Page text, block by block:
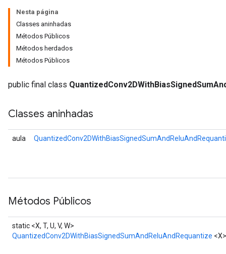
Nesta página
Classes aninhadas
Métodos Públicos
Métodos herdados
Métodos Públicos
public final class
Classes aninhadas
aula
Métodos Públicos
static <X, T, U, V, W>
QuantizedConv2DWithBiasSignedSumAndReluAndRequantize <X>